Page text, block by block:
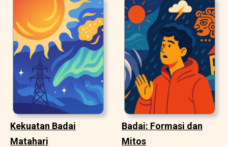
Kekuatan Badai
Matahari
Badai: Formasi dan
Mitos